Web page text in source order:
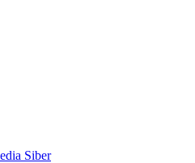
Siber